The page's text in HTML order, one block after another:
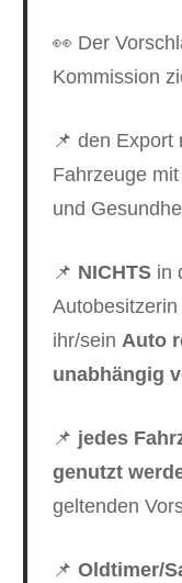
👀 Der
Kommission
📌 den Export
Fahrzeuge
und
📌 NICHTSin
ihr/sein Auto
unabhängig
📌 jedes
genutzt
geltenden
📌 Oldtimer/